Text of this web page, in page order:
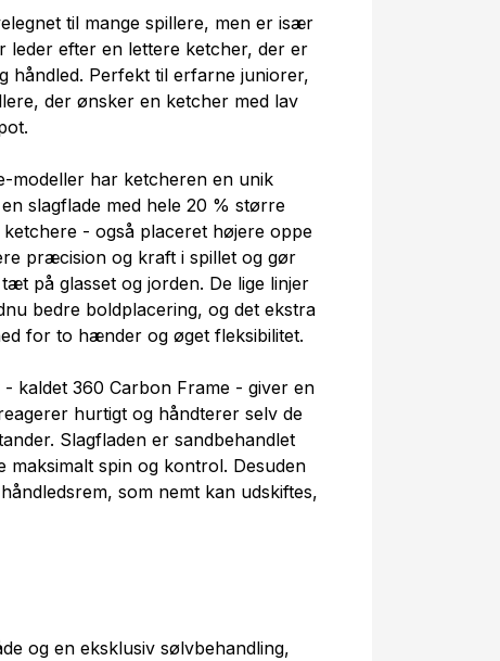
til mange spillere, men er især
leder efter en lettere ketcher, der er
håndled. Perfekt til erfarne juniorer,
der ønsker en ketcher med lav
modeller har ketcheren en unik
slagflade med hele 20 % større
- også placeret højere oppe
præcision og kraft i spillet og gør
på glasset og jorden. De lige linjer
bedre boldplacering, og det ekstra
for to hænder og øget fleksibilitet.
kaldet 360 Carbon Frame - giver en
hurtigt og håndterer selv de
Slagfladen er sandbehandlet
maksimalt spin og kontrol. Desuden
som nemt kan udskiftes,
og en eksklusiv sølvbehandling,